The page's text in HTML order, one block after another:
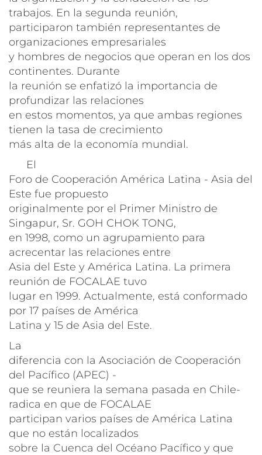
trabajos. En la segunda reunión,
participaron también representantes de
organizaciones empresariales
y hombres de negocios que operan en los dos
continentes. Durante
la reunión se enfatizó la importancia de
profundizar las relaciones
en estos momentos, ya que ambas regiones
tienen la tasa de crecimiento
más alta de la economía mundial.
El
Foro de Cooperación América Latina - Asia del
Este fue propuesto
originalmente por el Primer Ministro de
Singapur, Sr. GOH CHOK TONG,
en 1998, como un agrupamiento para
acrecentar las relaciones entre
Asia del Este y América Latina. La primera
reunión de FOCALAE tuvo
lugar en 1999. Actualmente, está conformado
por 17 países de América
Latina y 15 de Asia del Este.
La
diferencia con la Asociación de Cooperación
del Pacífico (APEC) -
que se reuniera la semana pasada en Chile-
radica en que de FOCALAE
participan varios países de América Latina
que no están localizados
sobre la Cuenca del Océano Pacífico y que